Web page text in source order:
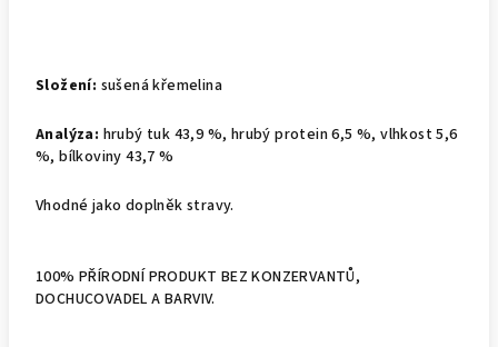
Složení: sušená křemelina
Analýza: hrubý tuk 43,9 %, hrubý protein 6,5 %, vlhkost 5,6
%, bílkoviny 43,7 %
Vhodné jako doplněk stravy.
100% PŘÍRODNÍ PRODUKT BEZ KONZERVANTŮ,
DOCHUCOVADEL A BARVIV.